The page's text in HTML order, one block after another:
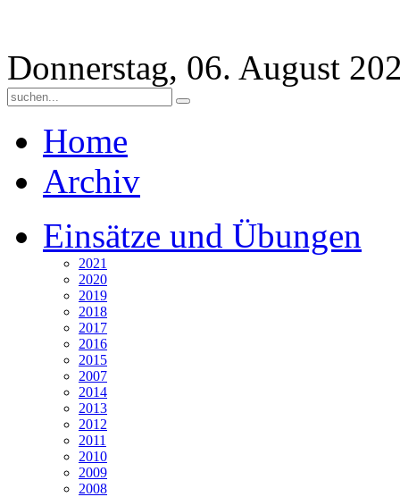
Donnerstag, 06. August
Home
Archiv
Einsätze und Übungen
2021
2020
2019
2018
2017
2016
2015
2007
2014
2013
2012
2011
2010
2009
2008